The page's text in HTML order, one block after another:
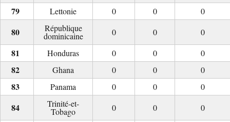
Lettonie
0 0
0
République
dominicaine 0 0
0
Honduras
0 0
0
Ghana
0 0
0
Panama
0 0
0
Trinité-et-
Tobago 0 0
0